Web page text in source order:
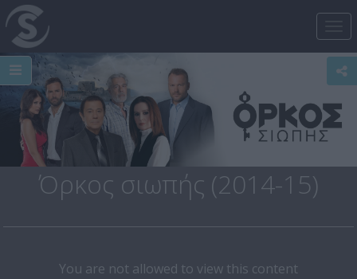
Όρκος σιωπής (2014-15)
You are not allowed to view this content